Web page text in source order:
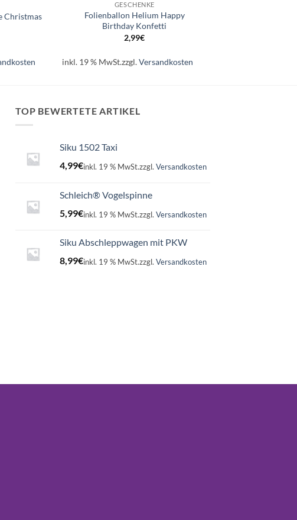
Christmas
GESCHENKE
Folienballon Helium Happy
Birthday Konfetti
2,99€
inkl. 19 % MwSt.zzgl.Versandkosten
TOP BEWERTETE ARTIKEL
Siku 1502 Taxi
4,99€inkl. 19 % MwSt.zzgl. Versandkosten
Schleich® Vogelspinne
5,99€inkl. 19 % MwSt.zzgl. Versandkosten
Siku Abschleppwagen mit PKW
8,99€inkl. 19 % MwSt.zzgl. Versandkosten